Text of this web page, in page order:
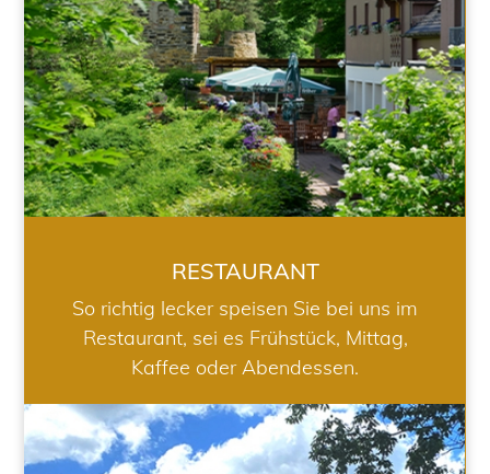
RESTAURANT
So richtig lecker speisen Sie bei uns im
Restaurant, sei es Frühstück, Mittag,
Kaffee oder Abendessen.